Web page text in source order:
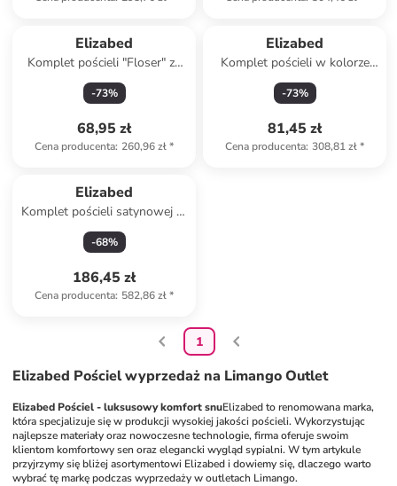
Elizabed
Komplet pościeli "Floser" ze
wzorem
-73%
68,95 zł
Cena producenta: 260,96 zł*
Elizabed
Komplet pościeli w kolorze
kremowo-antracytowym
-73%
81,45 zł
Cena producenta: 308,81 zł*
Elizabed
Komplet pościeli satynowej w
kolorze beżowym
-68%
186,45 zł
Cena producenta: 582,86 zł*
1
Elizabed Pościel wyprzedaż na Limango Outlet
Elizabed Pościel - luksusowy komfort snuElizabed to renomowana marka,
która specjalizuje się w produkcji wysokiej jakości pościeli. Wykorzystując
najlepsze materiały oraz nowoczesne technologie, firma oferuje swoim
klientom komfortowy sen oraz elegancki wygląd sypialni. W tym artykule
przyjrzymy się bliżej asortymentowi Elizabed i dowiemy się, dlaczego warto
wybrać tę markę podczas wyprzedaży w outletach Limango.